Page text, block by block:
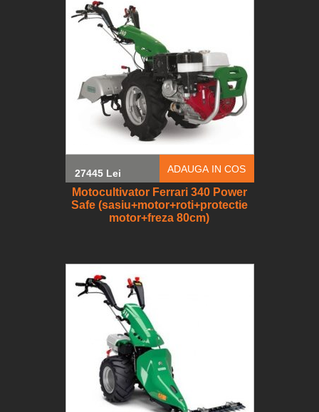
27445 Lei ADAUGA IN COS
Motocultivator Ferrari 340 Power
Safe (sasiu+motor+roti+protectie
motor+freza 80cm)